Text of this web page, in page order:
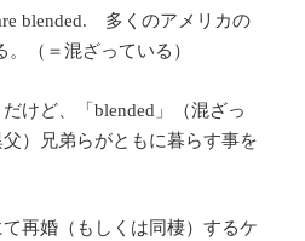
blended.
多くのアメリカの
。（＝混ざっている）
けど、「blended 」（混ざっ
）兄弟らがともに暮らす事を
再婚（もしくは同棲）するケ